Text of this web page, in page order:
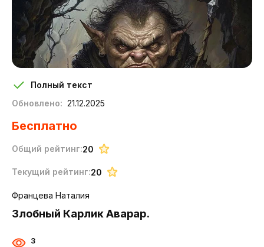
Францева Наталия
Злобный Карлик Аварар.
3
Полный текст
Обновлено: 21.12.2025
Бесплатно
Общий рейтинг:20
Текущий рейтинг:20